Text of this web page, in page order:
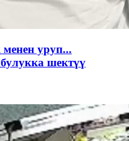
уруп...
шектүү